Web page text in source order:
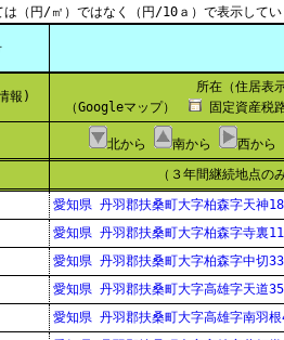
は（円/㎡）ではなく（円/10ａ）で表示して
報)
所在（住居表
（Googleマップ）
固定資産税
北から 南から
西から
（３年間継続地点の
愛知県 丹羽郡扶桑町大字柏森字天神
愛知県 丹羽郡扶桑町大字柏森字寺裏
愛知県 丹羽郡扶桑町大字柏森字中切
愛知県 丹羽郡扶桑町大字高雄字天道
愛知県 丹羽郡扶桑町大字高雄字南羽